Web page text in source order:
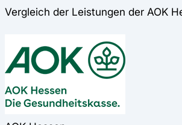
Vergleich der Leistungen der AOK